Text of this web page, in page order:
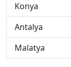
Konya
Antalya
Malatya